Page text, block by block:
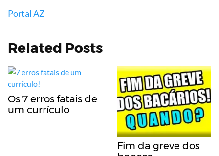
Portal AZ
Related Posts
Os 7 erros fatais de
um currículo
Fim da greve dos